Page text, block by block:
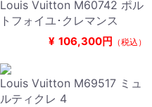
Louis Vuitton M60742 ポル
トフォイユ･クレマンス
¥ 106,300円 （税込）
Louis Vuitton M69517 ミュ
ルティクレ 4